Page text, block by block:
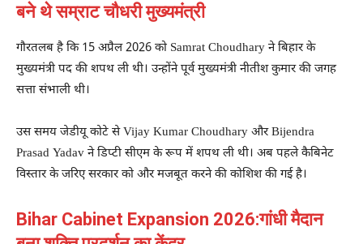
बने थे सम्राट चौधरी मुख्यमंत्री
गौरतलब है कि 15 अप्रैल 2026 को Samrat Choudhary ने बिहार के
मुख्यमंत्री पद की शपथ ली थी। उन्होंने पूर्व मुख्यमंत्री नीतीश कुमार की जगह
सत्ता संभाली थी।
उस समय जेडीयू कोटे सेVijay Kumar Choudhary औरBijendra
Prasad Yadav ने डिप्टी सीएम के रूप में शपथ ली थी। अब पहले कैबिनेट
विस्तार के जरिए सरकार को और मजबूत करने की कोशिश की गई है।
Bihar Cabinet Expansion 2026:गांधी मैदान